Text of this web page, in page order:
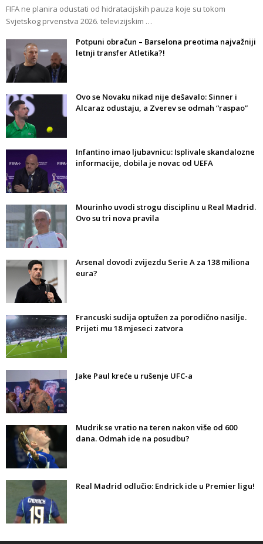
FIFA ne planira odustati od hidratacijskih pauza koje su tokom
Svjetskog prvenstva 2026. televizijskim …
Potpuni obračun – Barselona preotima najvažniji
letnji transfer Atletika?!
Ovo se Novaku nikad nije dešavalo: Sinner i
Alcaraz odustaju, a Zverev se odmah “raspao”
Infantino imao ljubavnicu: Isplivale skandalozne
informacije, dobila je novac od UEFA
Mourinho uvodi strogu disciplinu u Real Madrid.
Ovo su tri nova pravila
Arsenal dovodi zvijezdu Serie A za 138 miliona
eura?
Francuski sudija optužen za porodično nasilje.
Prijeti mu 18 mjeseci zatvora
Jake Paul kreće u rušenje UFC-a
Mudrik se vratio na teren nakon više od 600
dana. Odmah ide na posudbu?
Real Madrid odlučio: Endrick ide u Premier ligu!